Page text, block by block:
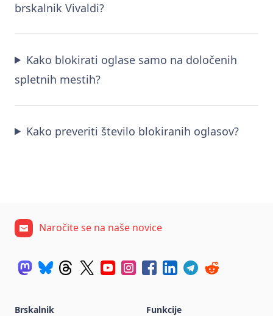
brskalnik Vivaldi?
Kako blokirati oglase samo na določenih
spletnih mestih?
Kako preveriti število blokiranih oglasov?
Naročite se na naše novice
Brskalnik
Funkcije